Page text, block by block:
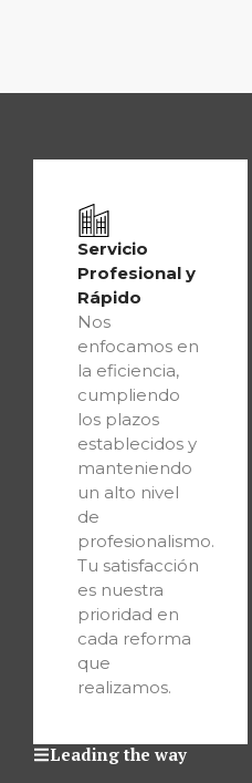
Leading the way
Servicio
Profesional y
Rápido
Nos
enfocamos en
la eficiencia,
cumpliendo
los plazos
establecidos y
manteniendo
un alto nivel
de
profesionalismo.
Tu satisfacción
es nuestra
prioridad en
cada reforma
que
realizamos.